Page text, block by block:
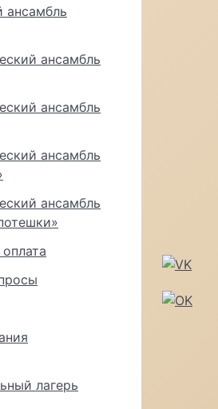
ансамбль
ансамбль
ансамбль
ансамбль
ансамбль
лагерь